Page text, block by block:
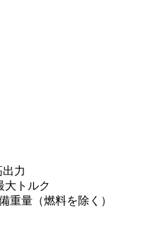
力
大トルク
重量（燃料を除く）